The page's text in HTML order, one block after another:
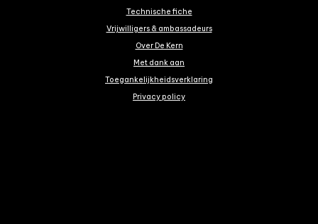
Technische fiche
Vrijwilligers & ambassadeurs
Over De Kern
Met dank aan
Toegankelijkheidsverklaring
Privacy policy